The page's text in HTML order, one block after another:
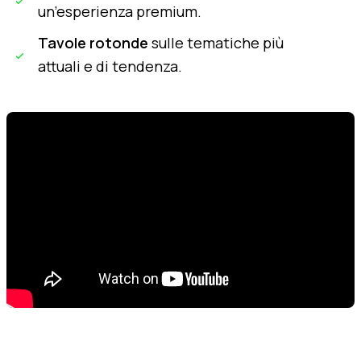
un’esperienza premium.
Tavole rotonde sulle tematiche più
attuali e di tendenza.